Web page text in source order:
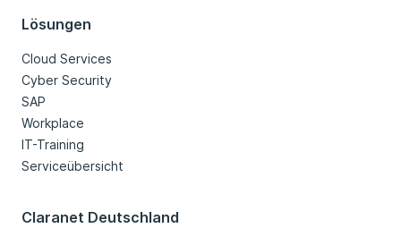
Lösungen
Cloud Services
Cyber Security
SAP
Workplace
IT-Training
Serviceübersicht
Claranet Deutschland